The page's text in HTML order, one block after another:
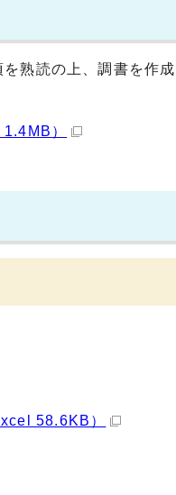
熟読の上、調書を作
）
58.6KB）